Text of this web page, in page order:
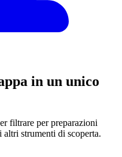
in un unico
filtrare per preparazioni
strumenti di scoperta.